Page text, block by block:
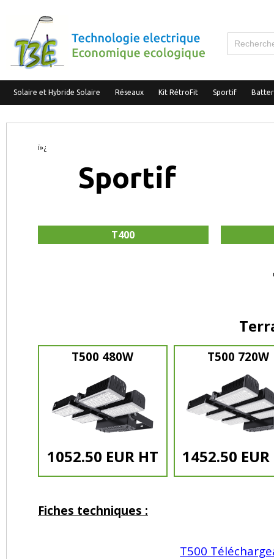
Solaire et Hybride Solaire Réseaux Kit RétroFit Sportif
ï»¿
Sportif
T400
T500 480W
1052.50 EUR HT
T500 720W
1452.50
Fiches techniques :
T500